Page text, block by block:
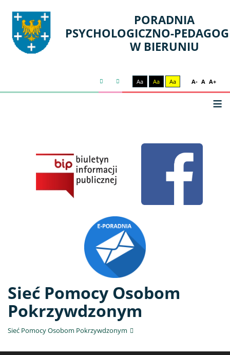
PORADNIA
PSYCHOLOGICZNO-
W BIERUNIU
Aa Aa Aa A- A A+
≡
Sieć Pomocy Osobom
Pokrzywdzonym
Sieć Pomocy Osobom Pokrzywdzonym